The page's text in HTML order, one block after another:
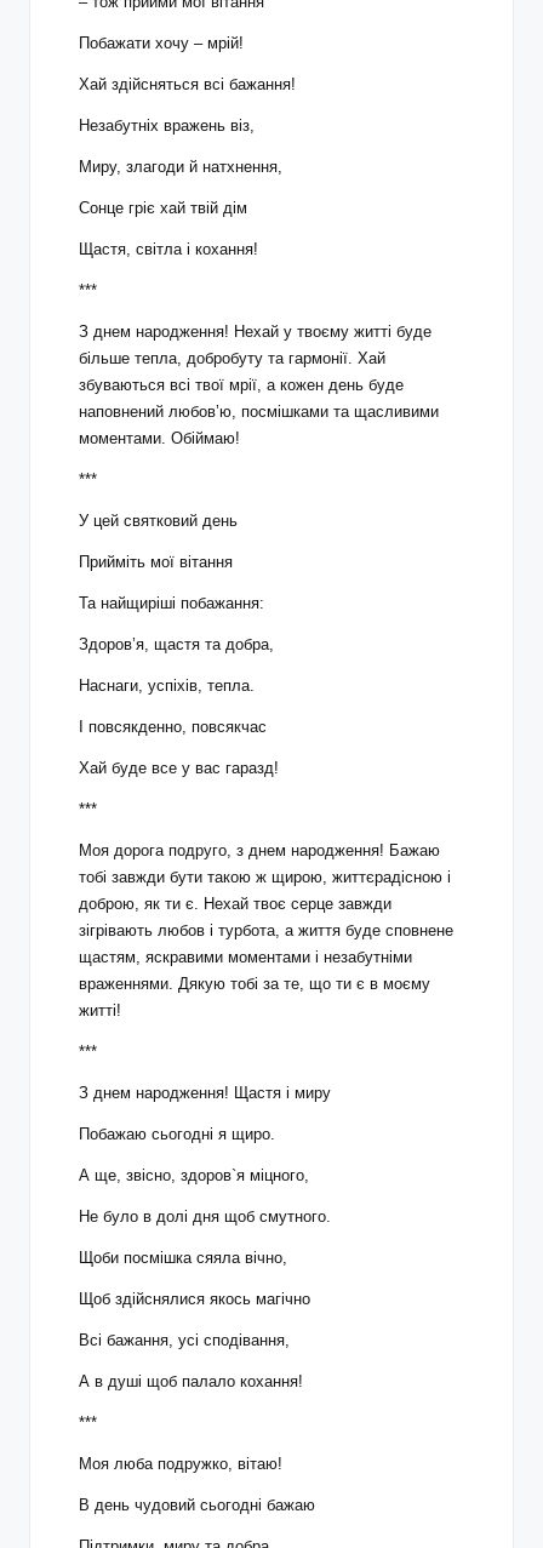
Побажати хочу – мрій!
Хай здійсняться всі бажання!
Незабутніх вражень віз,
Миру, злагоди й натхнення,
Сонце гріє хай твій дім
Щастя, світла і кохання!
***
З днем народження! Нехай у твоєму житті буде
більше тепла, добробуту та гармонії. Хай
збуваються всі твої мрії, а кожен день буде
наповнений любов’ю, посмішками та щасливими
моментами. Обіймаю!
***
У цей святковий день
Прийміть мої вітання
Та найщиріші побажання:
Здоров’я, щастя та добра,
Наснаги, успіхів, тепла.
І повсякденно, повсякчас
Хай буде все у вас гаразд!
***
Моя дорога подруго, з днем народження! Бажаю
тобі завжди бути такою ж щирою, життєрадісною і
доброю, як ти є. Нехай твоє серце завжди
зігрівають любов і турбота, а життя буде сповнене
щастям, яскравими моментами і незабутніми
враженнями. Дякую тобі за те, що ти є в моєму
житті!
***
З днем народження! Щастя і миру
Побажаю сьогодні я щиро.
А ще, звісно, здоров`я міцного,
Не було в долі дня щоб смутного.
Щоби посмішка сяяла вічно,
Щоб здійснялися якось магічно
Всі бажання, усі сподівання,
А в душі щоб палало кохання!
***
Моя люба подружко, вітаю!
В день чудовий сьогодні бажаю